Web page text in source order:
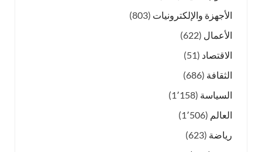
الأجهزة والإلكترونيات (803)
الأعمال (622)
الاقتصاد (51)
الثقافة (686)
السياسة (1٬158)
العالم (1٬506)
رياضة (623)